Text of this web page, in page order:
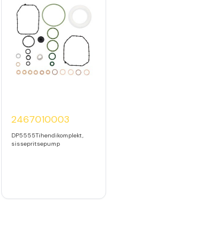
2467010003
DP5555Tihendikomplekt,
sissepritsepump